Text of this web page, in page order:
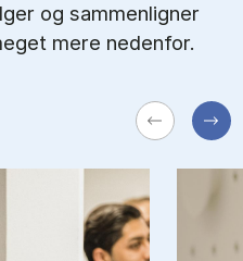
og sammenligner
mere nedenfor.